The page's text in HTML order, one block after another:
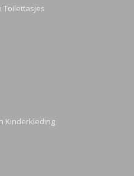
Toilettasjes
Kinderkleding